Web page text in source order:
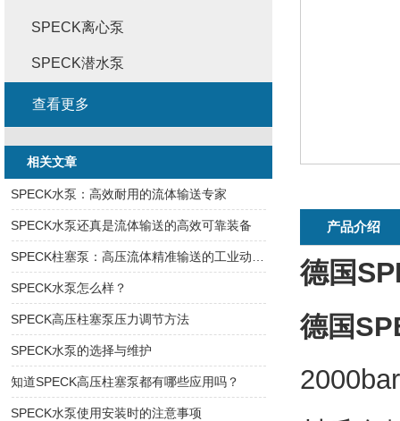
产品介绍
德国
德国
SPECK离心泵
SPECK潜水泵
查看更多
相关文章
SPECK水泵：高效耐用的流体输送专家
SPECK水泵还真是流体输送的高效可靠装备
SPECK水泵怎么样？
SPECK高压柱塞泵压力调节方法
SPECK水泵的选择与维护
知道SPECK高压柱塞泵都有哪些应用吗？
SPECK水泵使用安装时的注意事项